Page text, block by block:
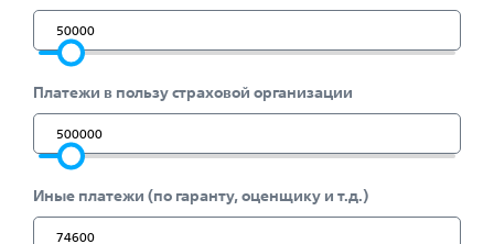
Платежи в пользу страховой организации
Иные платежи (по гаранту, оценщику и т.д.)